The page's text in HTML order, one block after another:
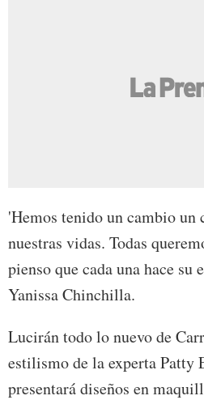
'Hemos tenido un cambio un
nuestras vidas. Todas
pienso que cada una hace su
Yanissa Chinchilla.
Lucirán todo lo nuevo de
estilismo de la experta Patty
presentará diseños en